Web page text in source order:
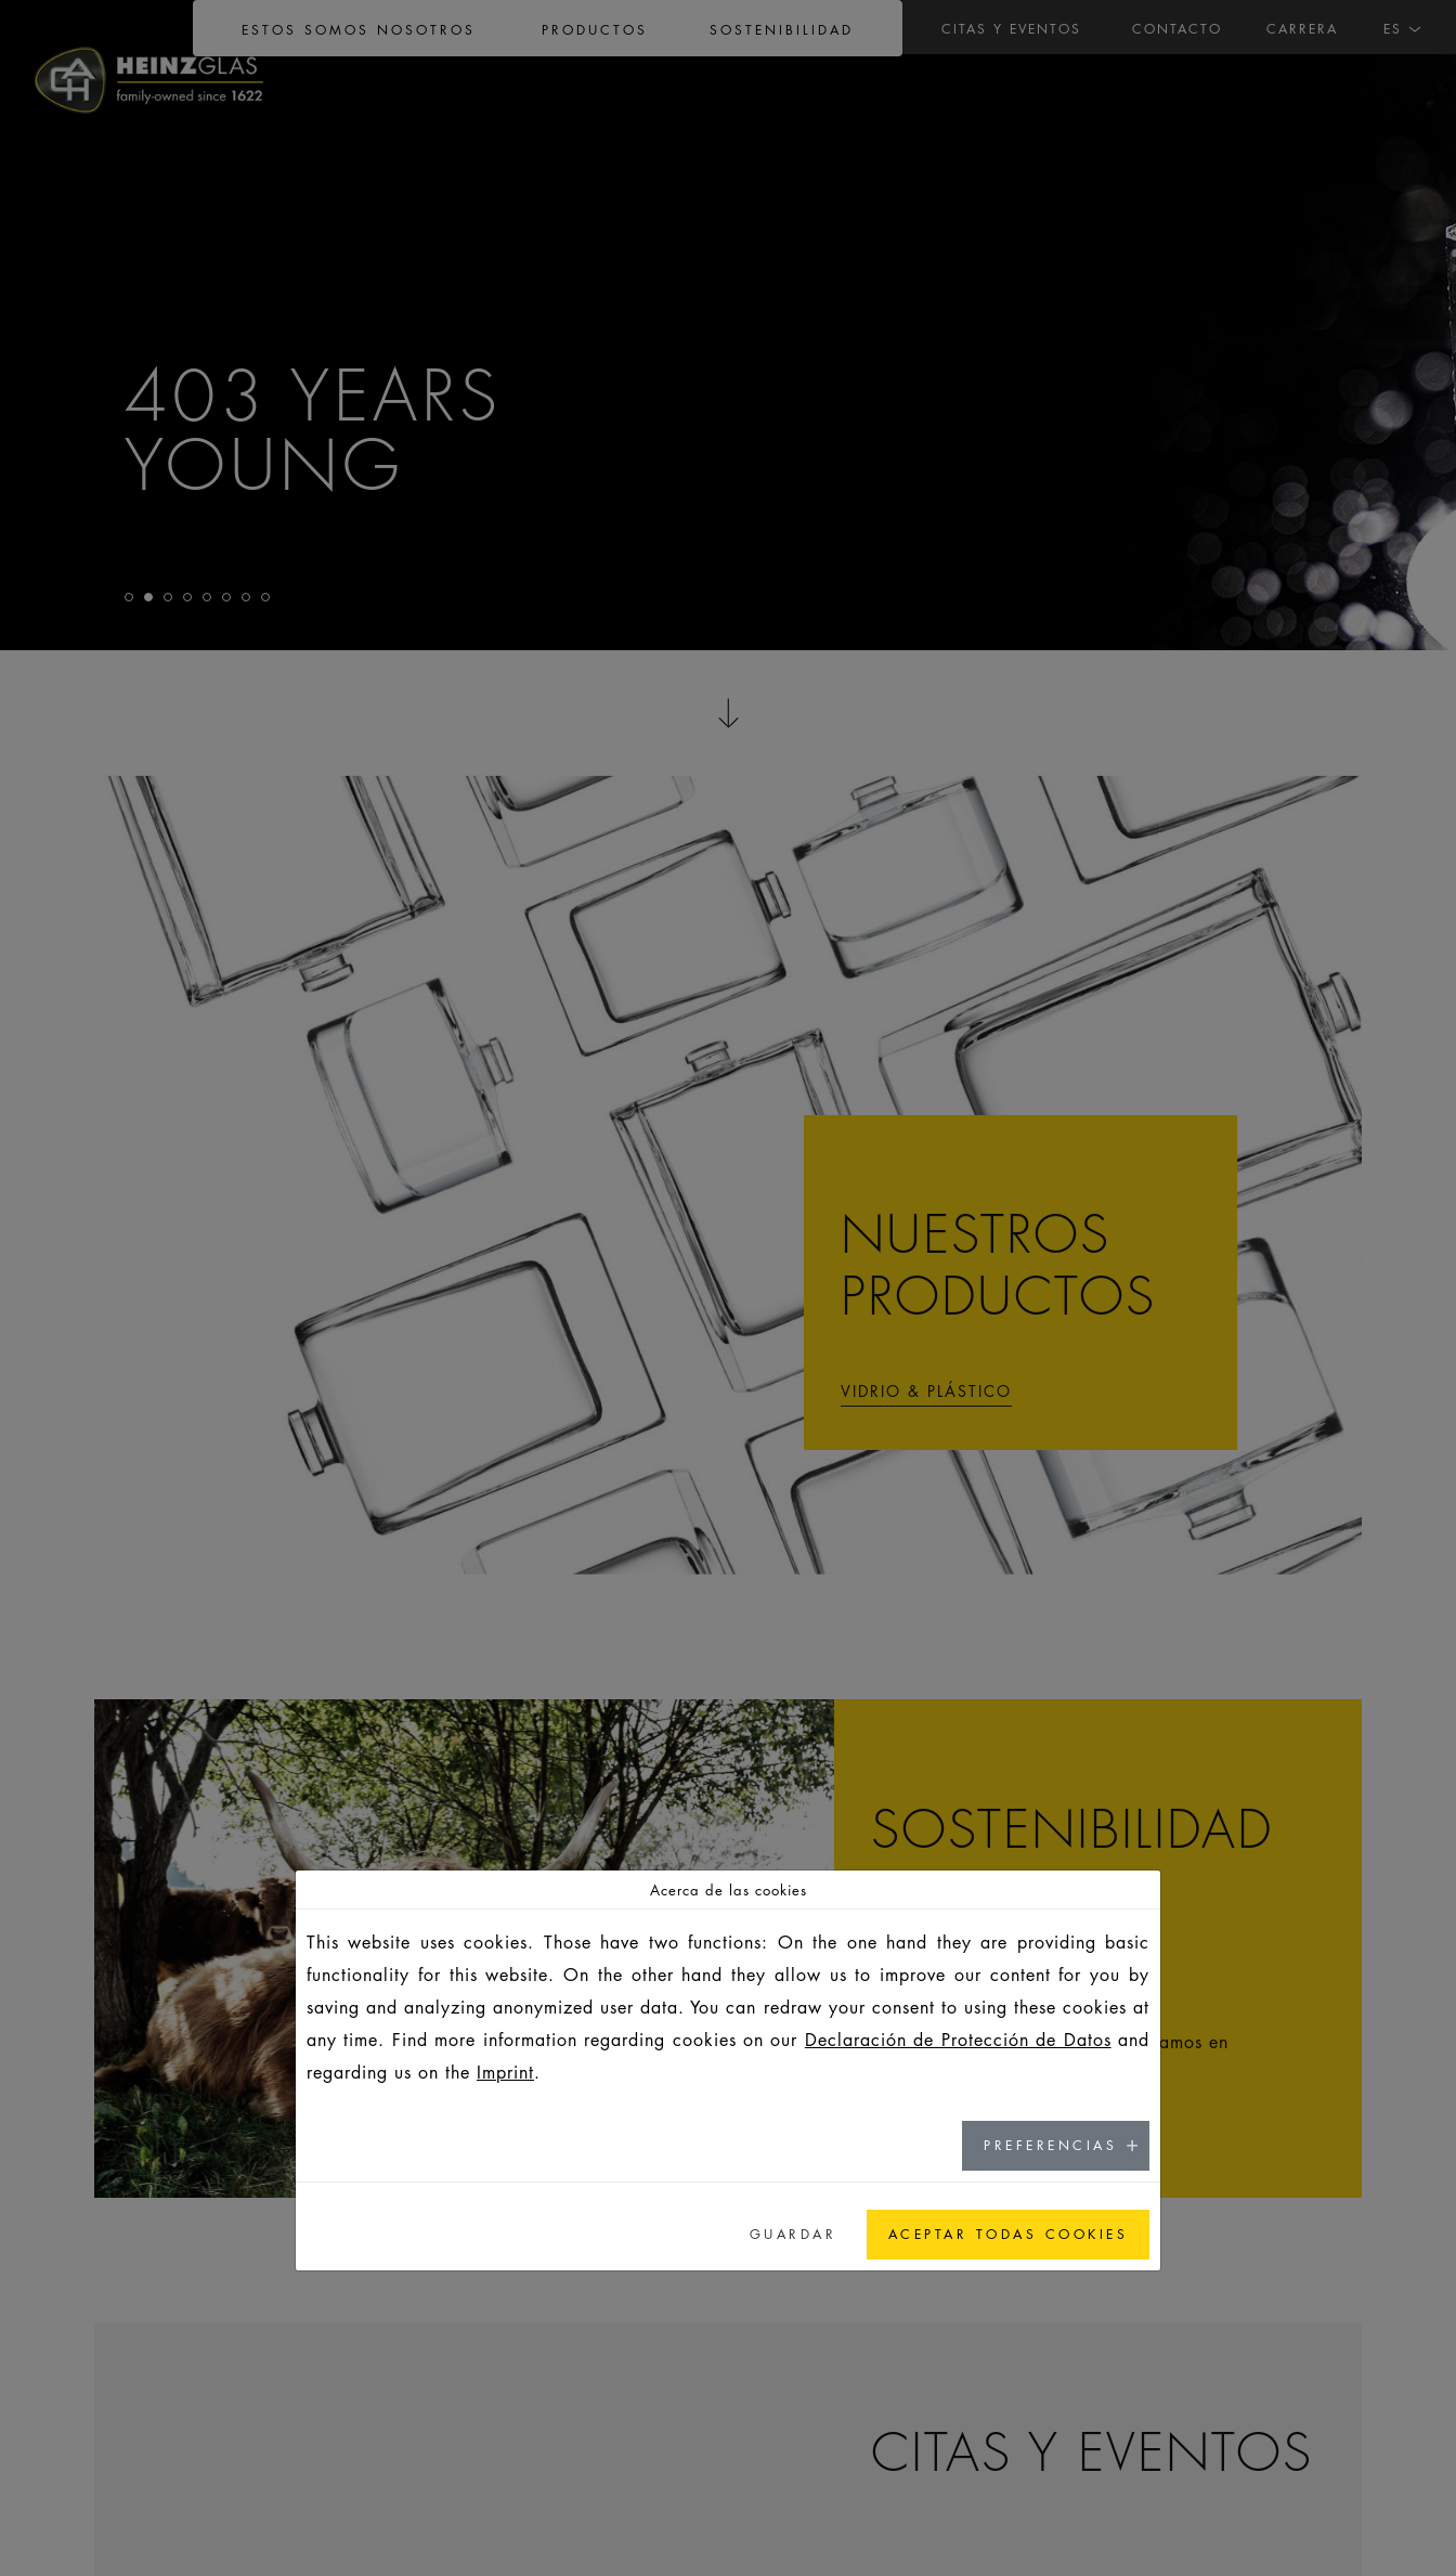
CITAS Y EVENTOS CONTACTO CARRERA ES
ESTOS SOMOS NOSOTROS PRODUCTOS SOSTENIBILIDAD
403 YEARS
YOUNG
NUESTROS
PRODUCTOS
VIDRIO & PLÁSTICO
SOSTENIBILIDAD
¡Ya desde 1622, pensamos y actuamos en
SOSTENIBILIDAD
CITAS Y EVENTOS
Acerca de las cookies
This website uses cookies. Those have two functions: On the one hand they are providing basic
functionality for this website. On the other hand they allow us to improve our content for you by
saving and analyzing anonymized user data. You can redraw your consent to using these cookies at
any time. Find more information regarding cookies on our Declaración de Protección de Datos and
regarding us on the Imprint.
PREFERENCIAS
GUARDAR ACEPTAR TODAS COOKIES